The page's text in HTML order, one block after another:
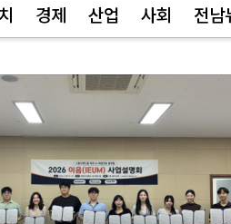
경제 산업 사회 전남